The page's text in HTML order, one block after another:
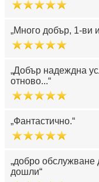
Много добър, 1-ви
Добър надеждна
отново...
Фантастично.
добро обслужване
дошли